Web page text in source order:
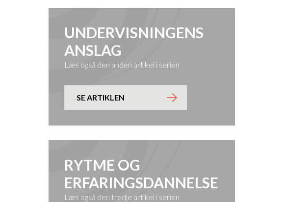
UNDERVISNINGENS
ANSLAG
Læs også den anden artikel i serien
SE ARTIKLEN
RYTME OG
ERFARINGSDANNELSE
Læs også den tredje artikel i serien